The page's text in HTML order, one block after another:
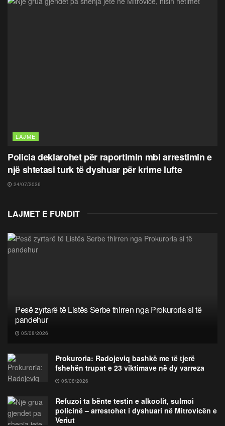
LAJME
Policia deklarohet për raportimin mbi arrestimin e
një shtetasi turk të dyshuar për krime lufte
24/07/2026
LAJMET E FUNDIT
Pesë zyrtarë të Listës Serbe thirren nga Prokuroria si të
pandehur
05/08/2026
Prokuroria: Radojeviq bashkë me të tjerë
fshehën trupat e 23 viktimave në dy varreza
05/08/2026
Refuzoi ta bënte testin e alkoolit, sulmoi
policinë – arrestohet i dyshuari në Mitrovicën e
Veriut